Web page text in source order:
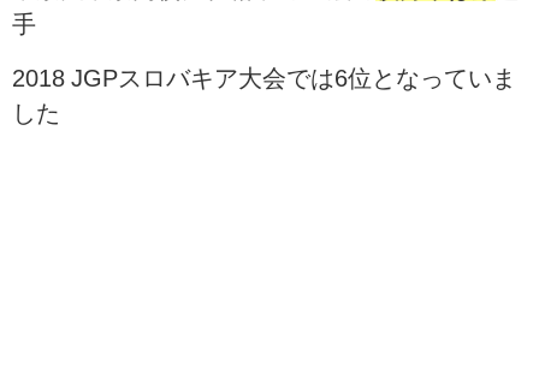
手
2018 JGPスロバキア大会では6位となっていま
した